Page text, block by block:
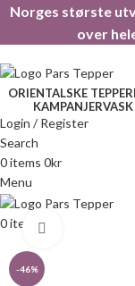
Norges største
over
ORIENTALSKE TEPPER
KAMPANJERVASK
Login / Register
Search
0items 0kr
Menu
0items0 kr
-46%